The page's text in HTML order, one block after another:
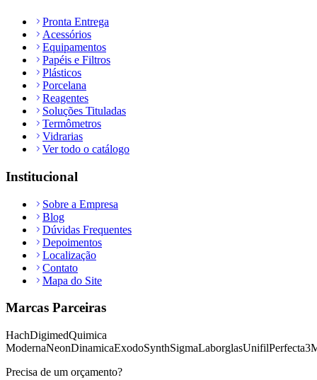
Pronta Entrega
Acessórios
Equipamentos
Papéis e Filtros
Plásticos
Porcelana
Reagentes
Soluções Tituladas
Termômetros
Vidrarias
Ver todo o catálogo
Institucional
Sobre a Empresa
Blog
Dúvidas Frequentes
Depoimentos
Localização
Contato
Mapa do Site
Marcas Parceiras
HachDigimedQuimica
ModernaNeonDinamicaExodoSynthSigmaLaborglasUnifilPerfecta
Precisa de um orçamento?